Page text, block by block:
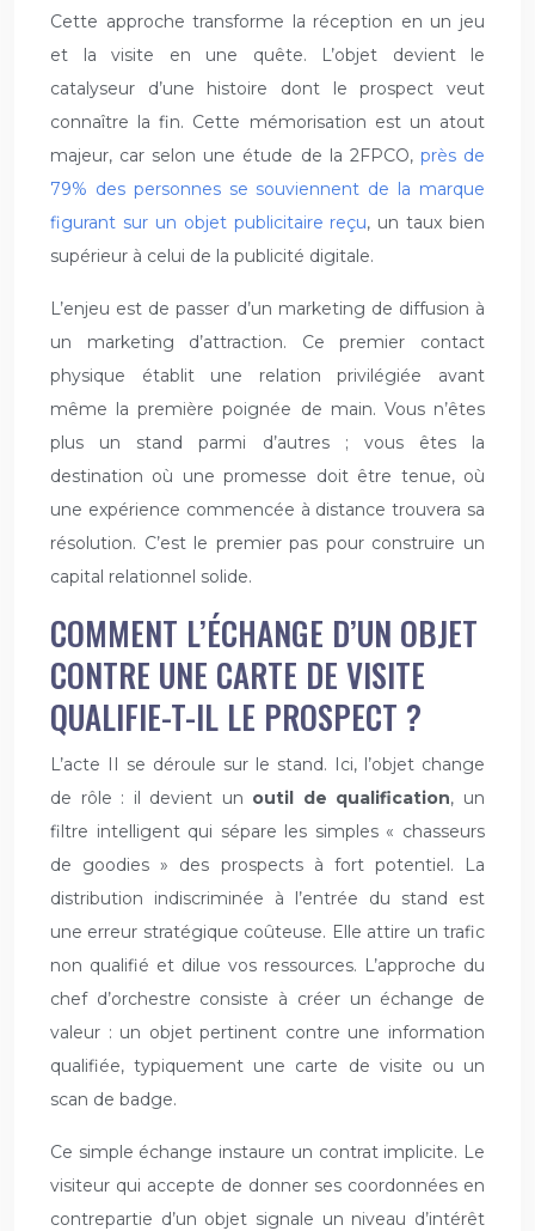
Cette approche transforme la réception en un jeu
et la visite en une quête. L’objet devient le
catalyseur d’une histoire dont le prospect veut
connaître la fin. Cette mémorisation est un atout
majeur, car selon une étude de la 2FPCO, près de
79% des personnes se souviennent de la marque
figurant sur un objet publicitaire reçu, un taux bien
supérieur à celui de la publicité digitale.
L’enjeu est de passer d’un marketing de diffusion à
un marketing d’attraction. Ce premier contact
physique établit une relation privilégiée avant
même la première poignée de main. Vous n’êtes
plus un stand parmi d’autres ; vous êtes la
destination où une promesse doit être tenue, où
une expérience commencée à distance trouvera sa
résolution. C’est le premier pas pour construire un
capital relationnel solide.
COMMENT L’ÉCHANGE D’UN OBJET
CONTRE UNE CARTE DE VISITE
QUALIFIE-T-IL LE PROSPECT ?
L’acte II se déroule sur le stand. Ici, l’objet change
de rôle : il devient un outil de qualification, un
filtre intelligent qui sépare les simples « chasseurs
de goodies » des prospects à fort potentiel. La
distribution indiscriminée à l’entrée du stand est
une erreur stratégique coûteuse. Elle attire un trafic
non qualifié et dilue vos ressources. L’approche du
chef d’orchestre consiste à créer un échange de
valeur : un objet pertinent contre une information
qualifiée, typiquement une carte de visite ou un
scan de badge.
Ce simple échange instaure un contrat implicite. Le
visiteur qui accepte de donner ses coordonnées en
contrepartie d’un objet signale un niveau d’intérêt